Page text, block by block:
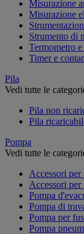
Misurazione
Misurazione
Strumento di
Termometro
Timer e
Pila
Vedi tutte le
Pila non
Pila
Pompa
Vedi tutte le
Accessori per
Accessori per
Pompa
Pompa di
Pompa per
Pompa